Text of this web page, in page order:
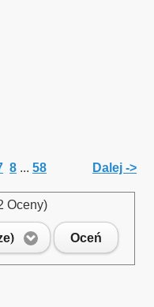
8 ... 58 Dalej ->
Oceny)
Oceń
Berlin - Wrocław w
Nysa oraz Nysa